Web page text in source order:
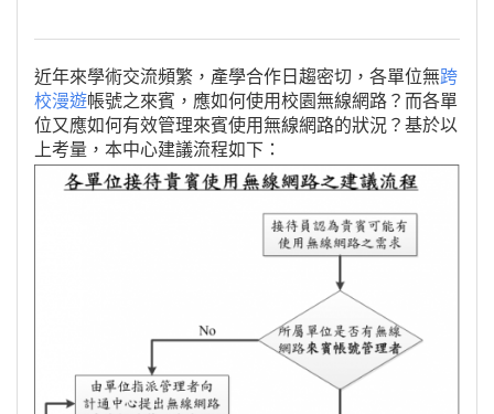
近年來學術交流頻繁，產學合作日趨密切，各單位無跨
校漫遊帳號之來賓，應如何使用校園無線網路？而各單
位又應如何有效管理來賓使用無線網路的狀況？基於以
上考量，本中心建議流程如下：